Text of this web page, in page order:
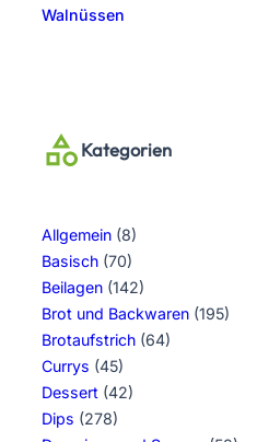
Walnüssen
Kategorien
Allgemein (8)
Basisch (70)
Beilagen (142)
Brot und Backwaren (195)
Brotaufstrich (64)
Currys (45)
Dessert (42)
Dips (278)